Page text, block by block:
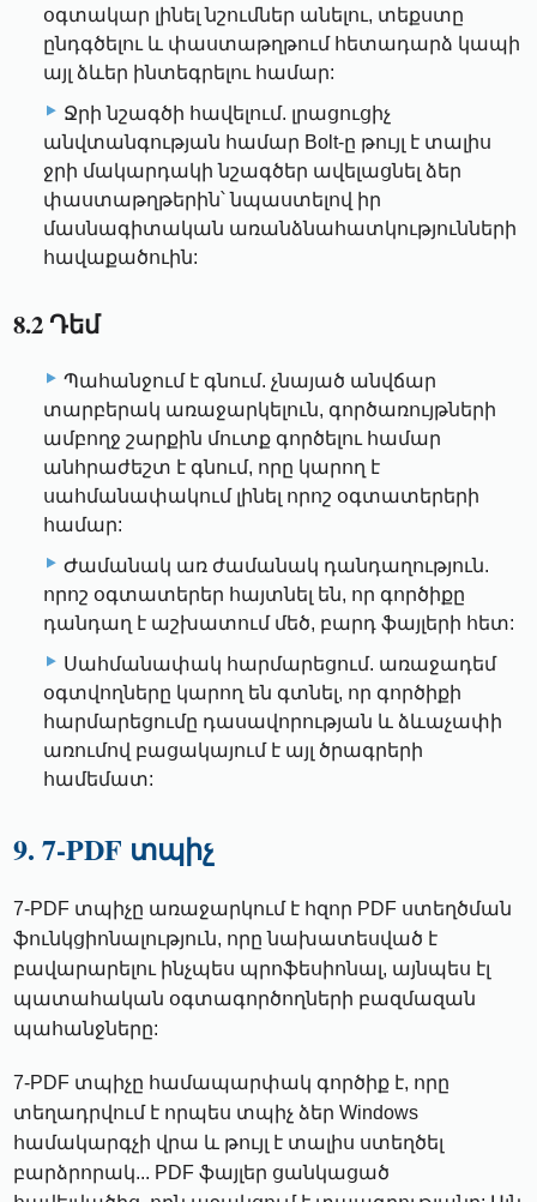
օգտակար լինել նշումներ անելու, տեքստը
ընդգծելու և փաստաթղթում հետադարձ կապի
այլ ձևեր ինտեգրելու համար:
Ջրի նշագծի հավելում. լրացուցիչ
անվտանգության համար Bolt-ը թույլ է տալիս
ջրի մակարդակի նշագծեր ավելացնել ձեր
փաստաթղթերին՝ նպաստելով իր
մասնագիտական ​​առանձնահատկությունների
հավաքածուին:
8.2 Դեմ
Պահանջում է գնում. չնայած անվճար
տարբերակ առաջարկելուն, գործառույթների
ամբողջ շարքին մուտք գործելու համար
անհրաժեշտ է գնում, որը կարող է
սահմանափակում լինել որոշ օգտատերերի
համար:
Ժամանակ առ ժամանակ դանդաղություն.
որոշ օգտատերեր հայտնել են, որ գործիքը
դանդաղ է աշխատում մեծ, բարդ ֆայլերի հետ:
Սահմանափակ հարմարեցում. առաջադեմ
օգտվողները կարող են գտնել, որ գործիքի
հարմարեցումը դասավորության և ձևաչափի
առումով բացակայում է այլ ծրագրերի
համեմատ:
9. 7-PDF տպիչ
7-PDF տպիչը առաջարկում է հզոր PDF ստեղծման
ֆունկցիոնալություն, որը նախատեսված է
բավարարելու ինչպես պրոֆեսիոնալ, այնպես էլ
պատահական օգտագործողների բազմազան
պահանջները:
7-PDF տպիչը համապարփակ գործիք է, որը
տեղադրվում է որպես տպիչ ձեր Windows
համակարգչի վրա և թույլ է տալիս ստեղծել
բարձրորակ... PDF ֆայլեր ցանկացած